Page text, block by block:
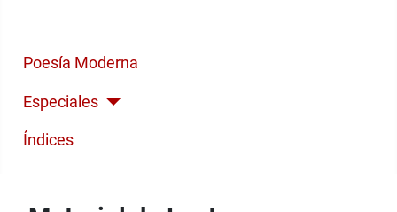
Poesía Moderna
Especiales
Índices